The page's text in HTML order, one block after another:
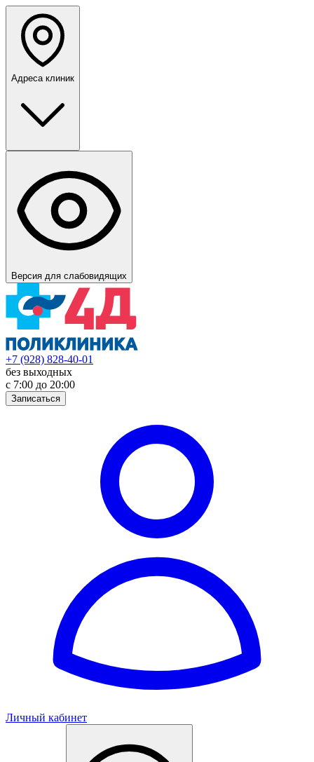
Адреса клиник
Версия для слабовидящих
+7 (928) 828-40-01
без выходных
с 7:00 до 20:00
Записаться
Личный кабинет